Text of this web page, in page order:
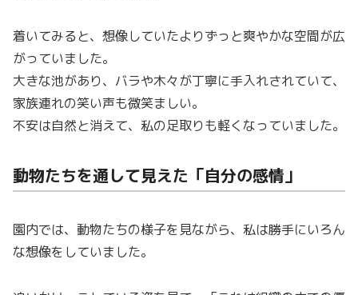
着いてみると、想像していたよりずっと爽やかな空間が広
がっていました。
大きな池があり、バラや木々が丁寧に手入れされていて、
家族連れの笑い声も微笑ましい。
不安は自然と消えて、私の足取りも軽くなっていました。
動物たちを通して見えた「自分の感情」
園内では、動物たちの様子を見ながら、私は勝手にいろん
な想像をしていました。